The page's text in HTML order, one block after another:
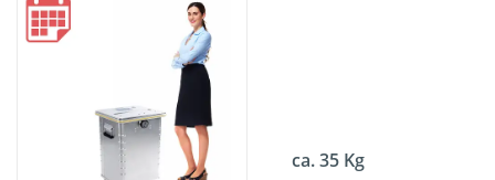
ca. 35 Kg